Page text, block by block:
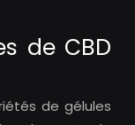
de CBD
de gélules